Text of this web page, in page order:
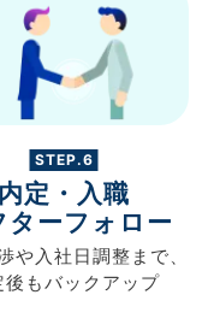
STEP.6
内定・入職
ターフォロー
や入社日調整まで、
後もバックアップ